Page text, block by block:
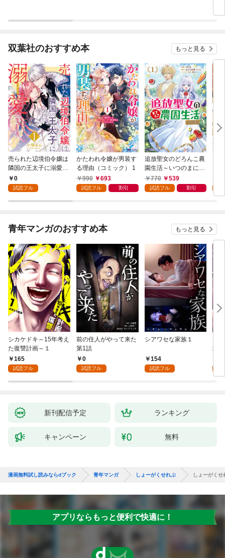
双葉社のおすすめ本 もっと見る
売られた辺境伯令嬢は
隣国の王太子に溺愛さ
れる 1
0
試読フル
かたわれ令嬢が男装す
る理由（コミック） 1
990
693
試読フル 割引
追放聖女のどろんこ農
園生活～いつのまにか
隣国を救ってしまいま
した～（コミック） 1
770 539
試読フル 割引
青年マンガのおすすめ本 もっと見る
シカケドキ～15年考え
た復讐計画～１
165
試読フル
前の住人がやって来た
第1話
0
試読フル
シアワセな家族１
154
試読フル
地
新刊配信予定 ランキング
キャンペーン 無料
漫画無料試し読みならdブック 青年マンガ しょーがくせれぶ しょーがく
アプリならもっと便利で快適に！